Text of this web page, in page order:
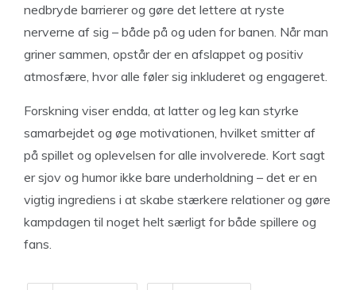
nedbryde barrierer og gøre det lettere at ryste
nerverne af sig – både på og uden for banen. Når man
griner sammen, opstår der en afslappet og positiv
atmosfære, hvor alle føler sig inkluderet og engageret.
Forskning viser endda, at latter og leg kan styrke
samarbejdet og øge motivationen, hvilket smitter af
på spillet og oplevelsen for alle involverede. Kort sagt
er sjov og humor ikke bare underholdning – det er en
vigtig ingrediens i at skabe stærkere relationer og gøre
kampdagen til noget helt særligt for både spillere og
fans.